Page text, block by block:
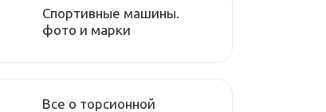
Спортивные машины.
фото и марки
Все о торсионной